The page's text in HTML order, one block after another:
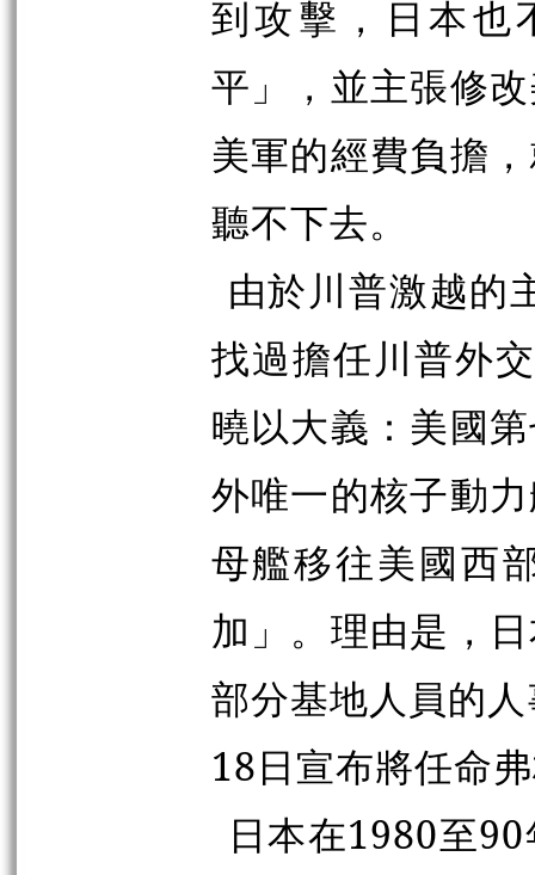
到攻擊，日本也
平」，並主張修
美軍的經費負擔
聽不下去。
由於川普激越的
找過擔任川普外
曉以大義：美國
外唯一的核子動
母艦移往美國西
加」。理由是，
部分基地人員的
18日宣布將任命
日本在1980至